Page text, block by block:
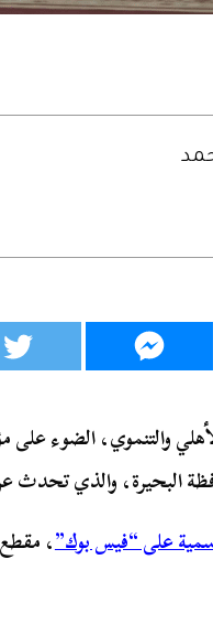
والتنموي، الضوء على
البحيرة، والذي تحدث
على “فيس بوك”،